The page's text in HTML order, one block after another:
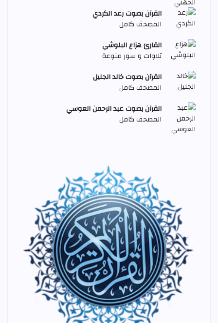
القرآن بصوت رعد الكردي
المصحف كامل
القارئ هزاع البلوشي
تلاوات و سور منوعة
القرآن بصوت خالد الجليل
المصحف كامل
القرآن بصوت عبد الرحمن العوسي
المصحف كامل